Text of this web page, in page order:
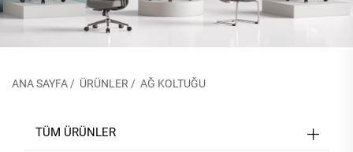
ANA SAYFA / ÜRÜNLER / AĞ KOLTUĞU
TÜM ÜRÜNLER